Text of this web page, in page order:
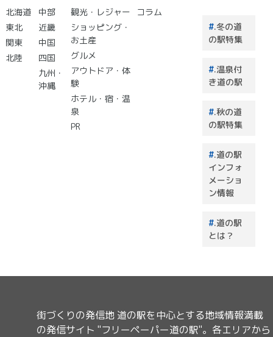
道の駅
２０
選 道
の駅で
買うも
のはこ
れで決
まり！
北海道
東北
関東
北陸
中部
近畿
中国
四国
九州・
沖縄
観光・レジャー
ショッピング・
お土産
グルメ
アウトドア・体
験
ホテル・宿・温
泉
PR
コラム
.冬の道
の駅特集
.温泉付
き道の駅
.秋の道
の駅特集
.道の駅
インフォ
メーショ
ン情報
.道の駅
とは？
街づくりの発信地 道の駅を中心とする地域情報満載
の発信サイト "フリーペーパー道の駅"。各エリアから